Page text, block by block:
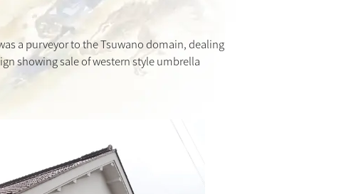
a purveyor to the Tsuwano domain, dealing
showing sale of western style umbrella